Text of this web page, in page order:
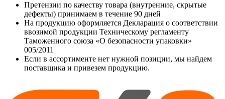
Претензии по качеству товара (внутренние, скрытые
дефекты) принимаем в течение 90 дней
На продукцию оформляется Декларация о соответствии
ввозимой продукции Техническому регламенту
Таможенного союза «О безопасности упаковки»
005/2011
Если в ассортименте нет нужной позиции, мы найдем
поставщика и привезем продукцию.